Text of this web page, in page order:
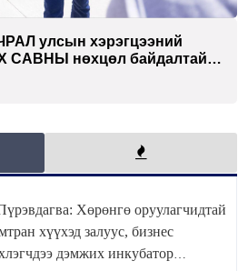
улсын хэрэгцээний
нөхцөл байдалтай
Хөрөнгө оруулагчидтай
хүүхэд залуус, бизнес
дэмжих инкубатор